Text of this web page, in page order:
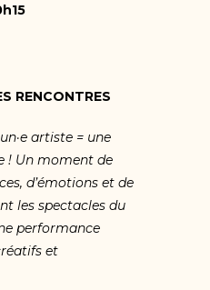
RENCONTRES
artiste = une
! Un moment de
d’émotions et de
les spectacles du
performance
et